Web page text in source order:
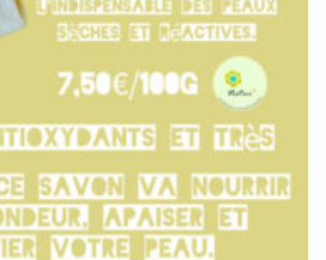
peuvent
choisies
sur
la
page
du